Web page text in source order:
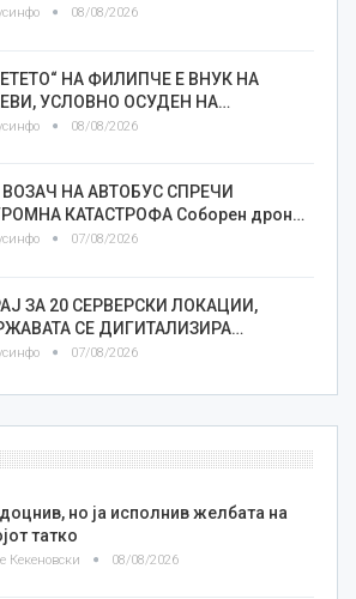
08/08/2026
НА ФИЛИПЧЕ Е ВНУК НА
УСЛОВНО ОСУДЕН НА…
08/08/2026
ВОЗАЧ НА АВТОБУС СПРЕЧИ
КАТАСТРОФА Соборен дрон…
07/08/2026
ЗА 20 СЕРВЕРСКИ ЛОКАЦИИ,
СЕ ДИГИТАЛИЗИРА…
07/08/2026
но ја исполнив желбата на
татко
Кекеновски 08/08/2026